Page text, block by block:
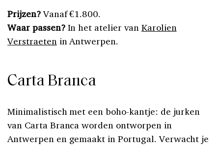
Prijzen?Vanaf €1.800.
Waar passen? In het atelier van Karolien
Verstraetenin Antwerpen.
Carta Branca
Minimalistisch met een boho-kantje: de jurken
van Carta Branca worden ontworpen in
Antwerpen en gemaakt in Portugal. Verwacht je